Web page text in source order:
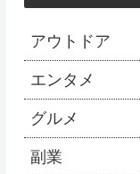
アウトドア
エンタメ
グルメ
副業